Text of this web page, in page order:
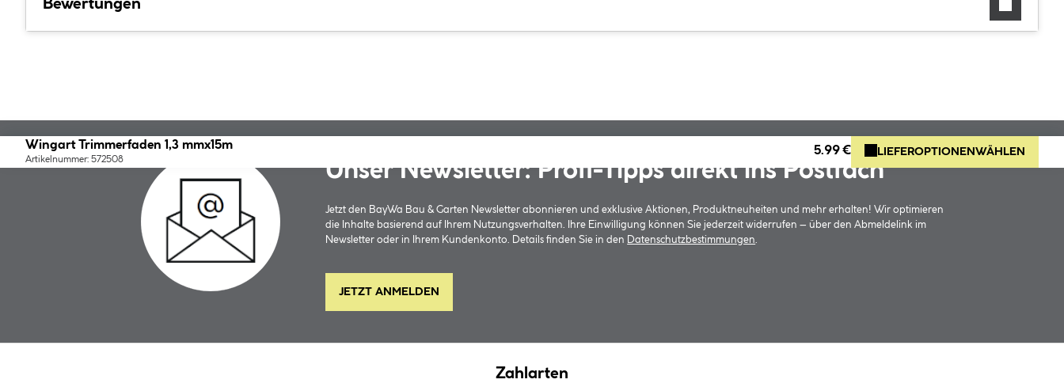
Bewertungen
Wingart Trimmerfaden 1,3 mmx15m
Artikelnummer: 572508
5.99 € LIEFEROPTIONEN WÄHLEN
Unser Newsletter: Profi-Tipps direkt ins Postfach
Jetzt den BayWa Bau & Garten Newsletter abonnieren und exklusive Aktionen, Produktneuheiten und mehr erhalten! Wir optimieren
die Inhalte basierend auf Ihrem Nutzungsverhalten. Ihre Einwilligung können Sie jederzeit widerrufen – über den Abmeldelink im
Newsletter oder in Ihrem Kundenkonto. Details finden Sie in den
Datenschutzbestimmungen
JETZT ANMELDEN
Zahlarten